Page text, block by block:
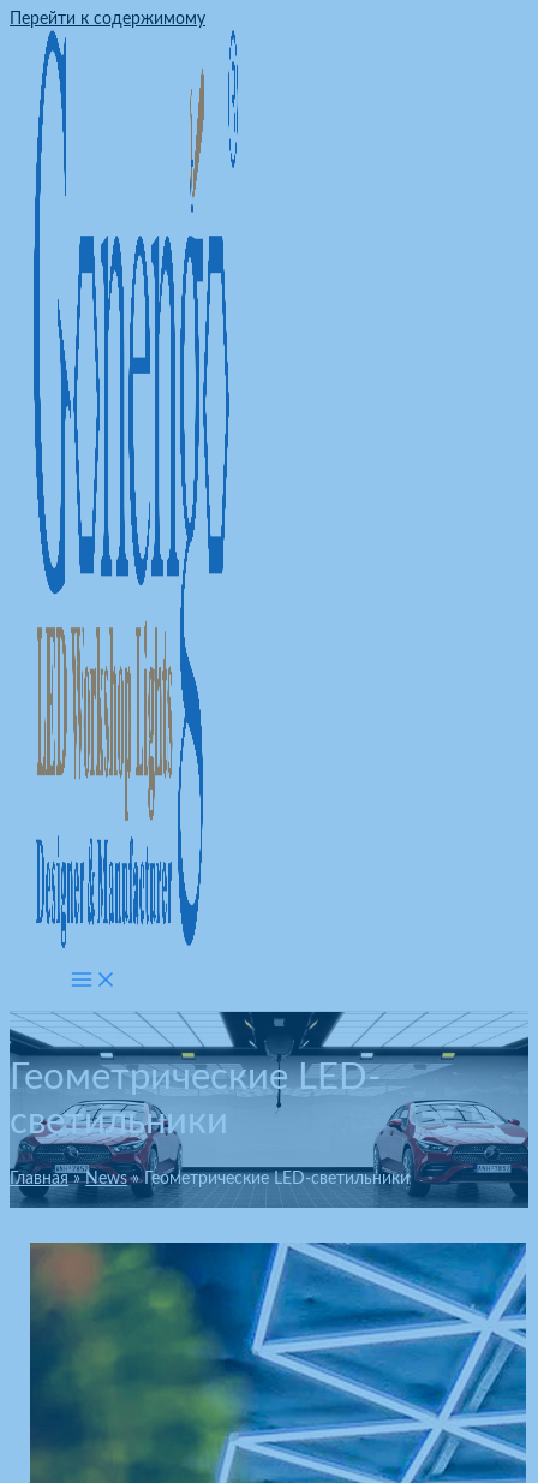
Перейти к содержимому
Геометрические LED-
светильники
Главная News Геометрические LED-светильники